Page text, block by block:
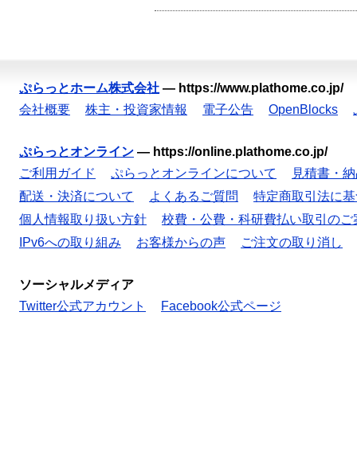
ぷらっとホーム株式会社 — https://www.plathome.co.jp/
会社概要
株主・投資家情報 電子公告 OpenBlocks
ぷらっとオンライン — https://online.plathome.co.jp/
ご利用ガイド
ぷらっとオンラインについて
見積書・
配送・決済について
よくあるご質問
特定商取引法に
個人情報取り扱い方針
校費・公費・科研費払い取引のご
IPv6への取り組み
お客様からの声 ご注文の取り消し
ソーシャルメディア
Twitter公式アカウント
Facebook公式ページ